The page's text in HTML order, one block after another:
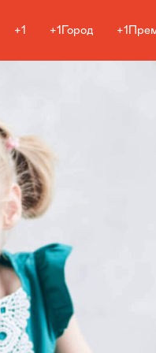
+1 +1Город